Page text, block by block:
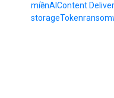
miềnAIContent
storageToken